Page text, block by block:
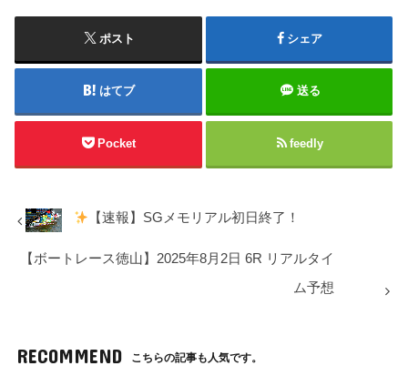
ポスト シェア
はてブ 送る
Pocket feedly
【速報】SGメモリアル初日終了！
【ボートレース徳山】2025年8月2日 6R リアルタイ
ム予想
RECOMMEND こちらの記事も人気です。